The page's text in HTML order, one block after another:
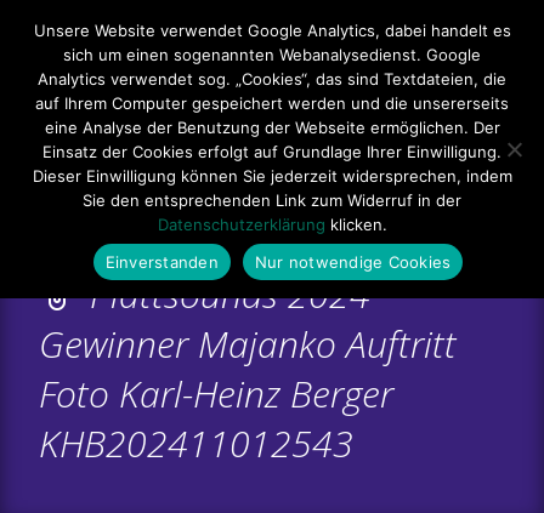
Impressum Datenschutzerklärung
Teilnahmebedingungen
Sitemap
Kontakt
Plattsounds 2024
Gewinner Majanko Auftritt
Foto Karl-Heinz Berger
KHB202411012543
Hauptmenü
Unsere Website verwendet Google Analytics, dabei handelt es
sich um einen sogenannten Webanalysedienst. Google
Analytics verwendet sog. „Cookies“, das sind Textdateien, die
auf Ihrem Computer gespeichert werden und die unsererseits
eine Analyse der Benutzung der Webseite ermöglichen. Der
Einsatz der Cookies erfolgt auf Grundlage Ihrer Einwilligung.
Dieser Einwilligung können Sie jederzeit widersprechen, indem
Sie den entsprechenden Link zum Widerruf in der
Datenschutzerklärung klicken.
Einverstanden
Nur notwendige Cookies